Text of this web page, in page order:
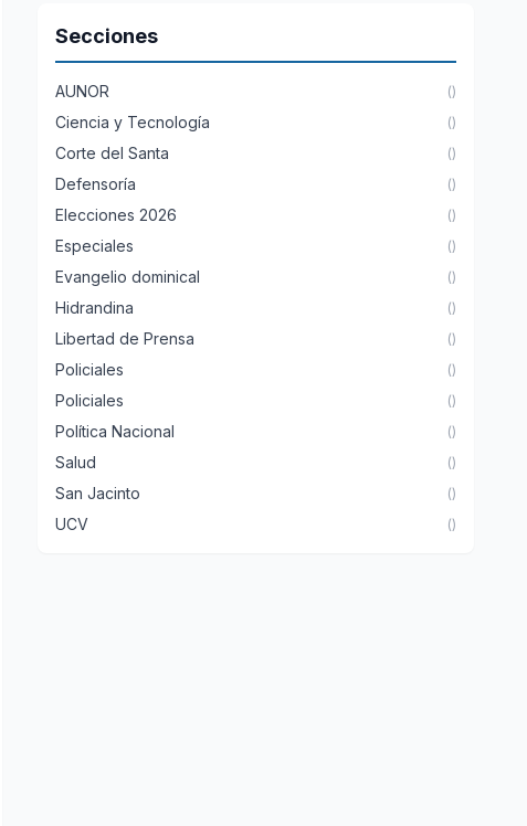
Secciones
AUNOR ()
Ciencia y Tecnología ()
Corte del Santa ()
Defensoría ()
Elecciones 2026 ()
Especiales ()
Evangelio dominical ()
Hidrandina ()
Libertad de Prensa ()
Policiales ()
Policiales ()
Política Nacional ()
Salud ()
San Jacinto ()
UCV ()